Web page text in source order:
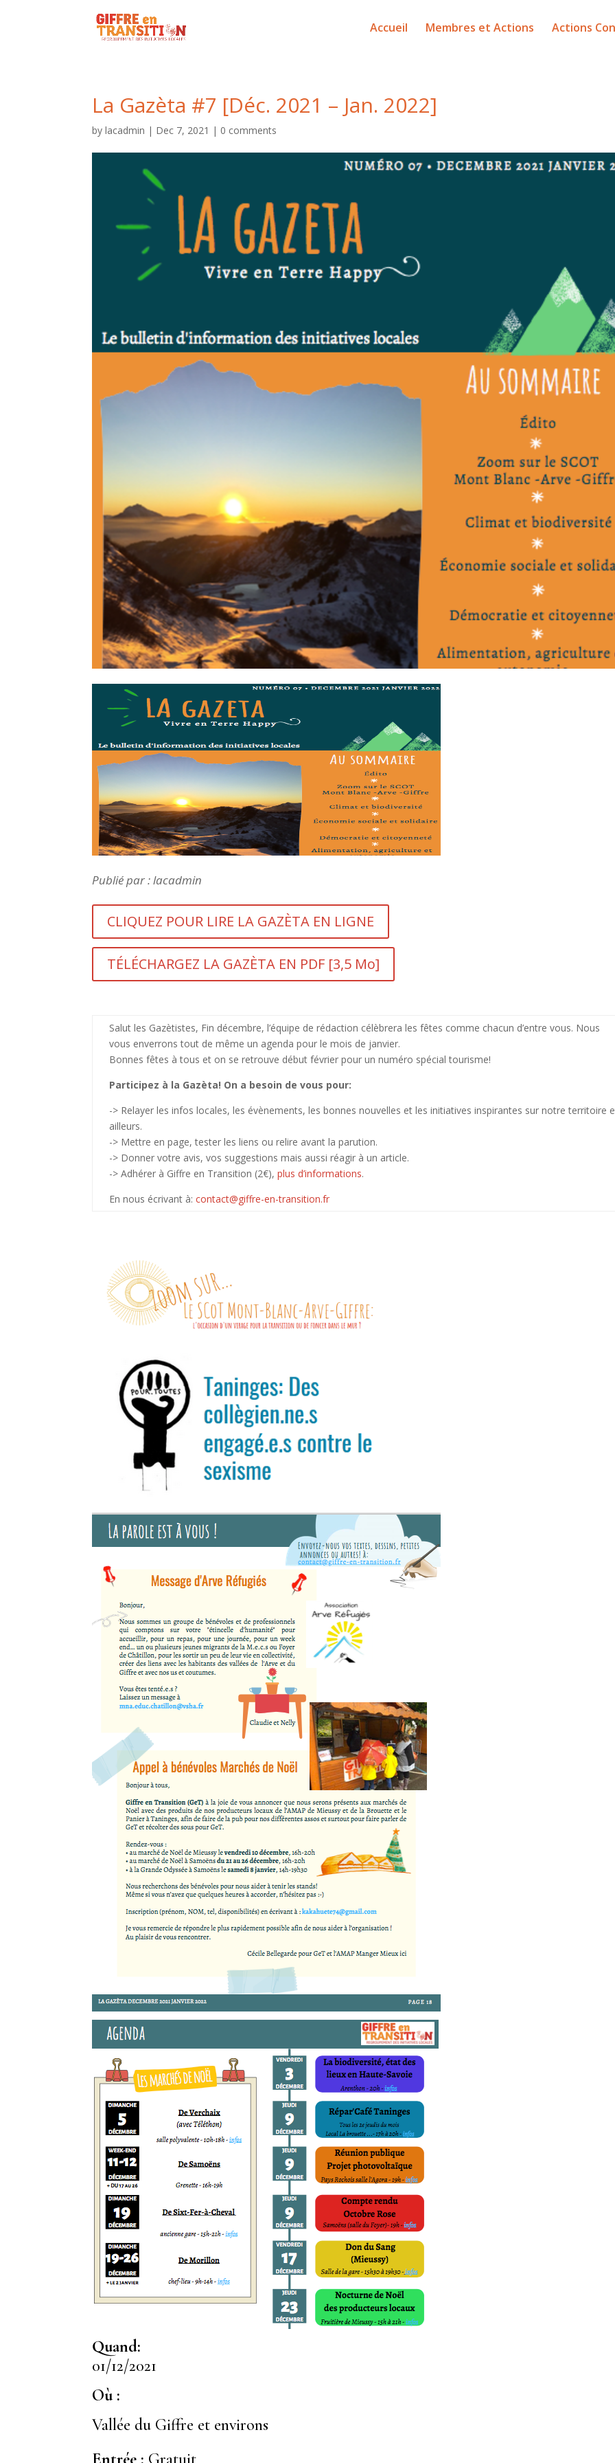
Accueil Membres et Actions Actions
La Gazèta #7 [Déc. 2021 – Jan. 2022]
bylacadmin | Dec 7, 2021 | 0 comments
Publié par : lacadmin
CLIQUEZ POUR LIRE LA GAZÈTA EN LIGNE
TÉLÉCHARGEZ LA GAZÈTA EN PDF [3,5 Mo]
Salut les Gazètistes, Fin décembre, l’équipe de rédaction célèbrera les fêtes comme chacun d’entre vous. Nous
vous enverrons tout de même un agenda pour le mois de janvier.
Bonnes fêtes à tous et on se retrouve début février pour un numéro spécial tourisme!
Participez à la Gazèta! On a besoin de vous pour:
-> Relayer les infos locales, les évènements, les bonnes nouvelles et les initiatives inspirantes sur notre territoire
ailleurs.
-> Mettre en page, tester les liens ou relire avant la parution.
-> Donner votre avis, vos suggestions mais aussi réagir à un article.
-> Adhérer à Giffre en Transition (2€),plus d’informations.
En nous écrivant à:contact@giffre-en-transition.fr
Quand:
01/12/2021
Où :
Vallée du Giffre et environs